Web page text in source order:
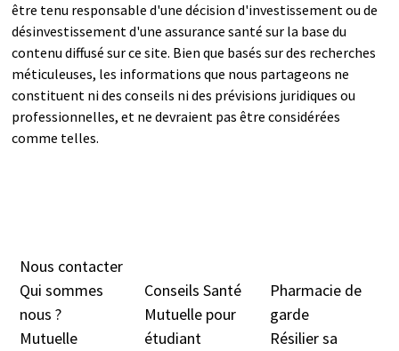
être tenu responsable d'une décision d'investissement ou de
désinvestissement d'une assurance santé sur la base du
contenu diffusé sur ce site. Bien que basés sur des recherches
méticuleuses, les informations que nous partageons ne
constituent ni des conseils ni des prévisions juridiques ou
professionnelles, et ne devraient pas être considérées
comme telles.
Nous contacter
Qui sommes
nous ?
Mutuelle
Conseils Santé
Mutuelle pour
étudiant
Pharmacie de
garde
Résilier sa